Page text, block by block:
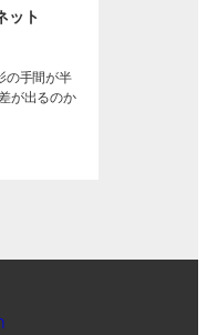
ット
の手間が半
が出るのか